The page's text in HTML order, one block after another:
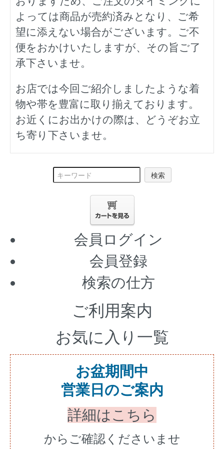
よっては商品が売約済みとなり、ご希
望に添えない場合がございます。ご不
便をおかけいたしますが、その旨ご了
承下さいませ。
お店では今回ご紹介しましたような着
物や帯を豊富に取り揃えております。
お近くにお出かけの際は、どうぞお立
ち寄り下さいませ。
検索
会員ログイン
会員登録
検索の仕方
ご利用案内
お気に入り一覧
お盆期間中
営業日のご案内
詳細はこちら
からご確認くださいませ